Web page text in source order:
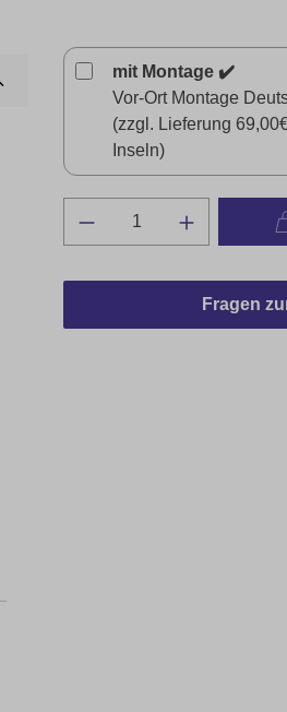
mit Montage ✔️
Vor-Ort Montage
(zzgl. Lieferung
Inseln)
Fragen